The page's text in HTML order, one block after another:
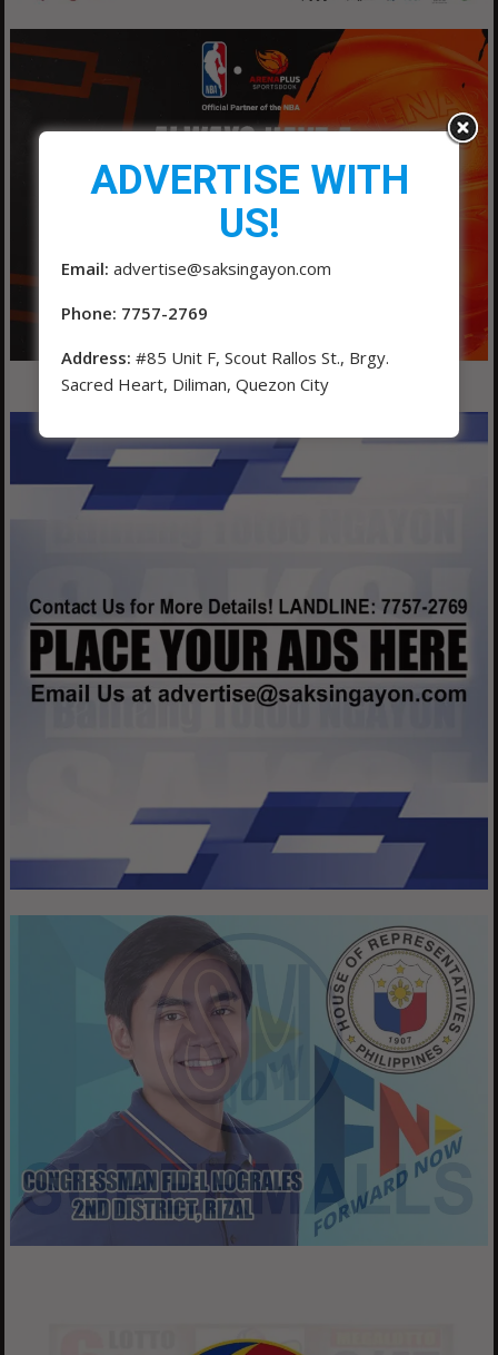
ADVERTISE WITH
US!
Email: advertise@saksingayon.com
Phone: 7757-2769
Address: #85 Unit F, Scout Rallos St., Brgy.
Sacred Heart, Diliman, Quezon City